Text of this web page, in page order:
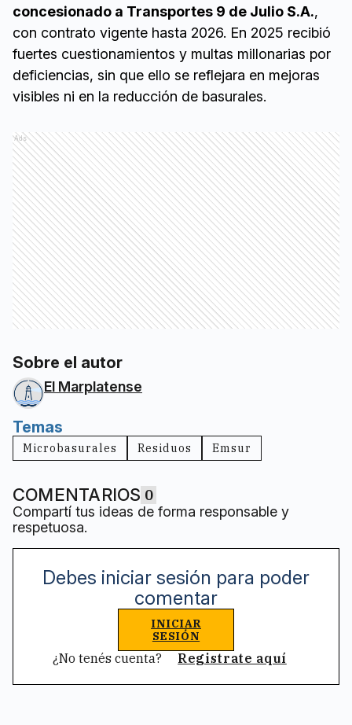
concesionado a Transportes 9 de Julio S.A.,
con contrato vigente hasta 2026. En 2025 recibió
fuertes cuestionamientos y multas millonarias por
deficiencias, sin que ello se reflejara en mejoras
visibles ni en la reducción de basurales.
Ads
Sobre el autor
El Marplatense
Temas
Microbasurales Residuos Emsur
COMENTARIOS 0
Compartí tus ideas de forma responsable y
respetuosa.
Debes iniciar sesión para poder
comentar
INICIAR
SESIÓN
¿No tenés cuenta? Registrate aquí